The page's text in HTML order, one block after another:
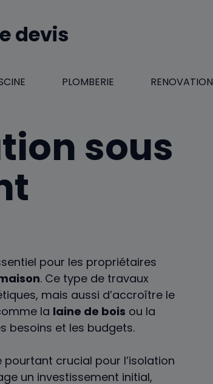
devis
PLOMBERIE RENOVATION
sous
pour les propriétaires
. Ce type de travaux
mais aussi d’accroître le
la laine de bois ou la
besoins et les budgets.
crucial pour l’isolation
un investissement initial,